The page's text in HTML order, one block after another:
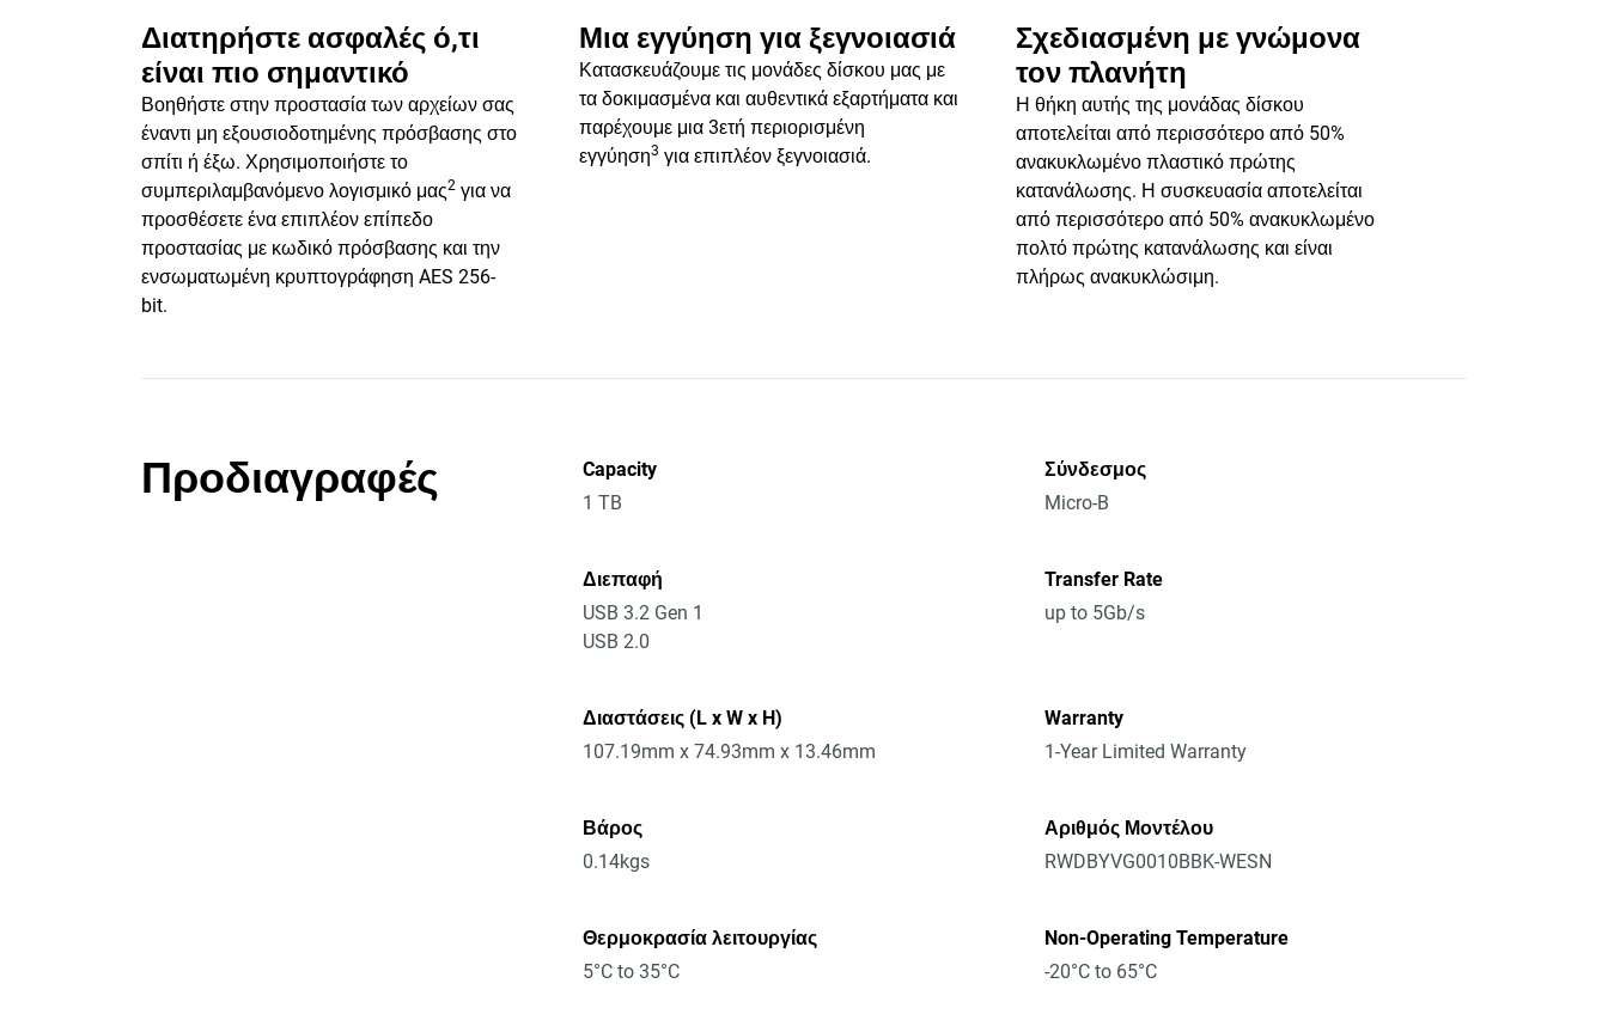
Διατηρήστε ασφαλές ό,τι
είναι πιο σημαντικό
Βοηθήστε στην προστασία των αρχείων σας
έναντι μη εξουσιοδοτημένης πρόσβασης στο
σπίτι ή έξω. Χρησιμοποιήστε το
συμπεριλαμβανόμενο λογισμικό μας2 για να
προσθέσετε ένα επιπλέον επίπεδο
προστασίας με κωδικό πρόσβασης και την
ενσωματωμένη κρυπτογράφηση AES 256-
bit.
Μια εγγύηση για ξεγνοιασιά
Κατασκευάζουμε τις μονάδες δίσκου μας με
τα δοκιμασμένα και αυθεντικά εξαρτήματα και
παρέχουμε μια 3ετή περιορισμένη
εγγύηση3 για επιπλέον ξεγνοιασιά.
Σχεδιασμένη με γνώμονα
τον πλανήτη
Η θήκη αυτής της μονάδας δίσκου
αποτελείται από περισσότερο από 50%
ανακυκλωμένο πλαστικό πρώτης
κατανάλωσης. Η συσκευασία αποτελείται
από περισσότερο από 50% ανακυκλωμένο
πολτό πρώτης κατανάλωσης και είναι
πλήρως ανακυκλώσιμη.
Προδιαγραφές
Capacity
1 TB
Σύνδεσμος
Micro-B
Διεπαφή
USB 3.2 Gen 1
USB 2.0
Transfer Rate
up to 5Gb/s
Διαστάσεις (L x W x H)
107.19mm x 74.93mm x 13.46mm
Warranty
1-Year Limited Warranty
Βάρος
0.14kgs
Αριθμός Μοντέλου
RWDBYVG0010BBK-WESN
Θερμοκρασία λειτουργίας
5°C to 35°C
Non-Operating Temperature
-20°C to 65°C